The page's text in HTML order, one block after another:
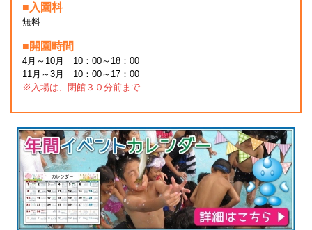
■入園料
無料
■開園時間
4月～10月 10：00～18：00
11月～3月 10：00～17：00
※入場は、閉館３０分前まで